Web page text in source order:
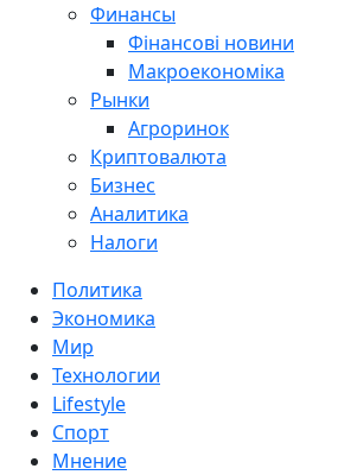
Финансы
Фінансові новини
Макроекономіка
Рынки
Агроринок
Криптовалюта
Бизнес
Аналитика
Налоги
Политика
Экономика
Мир
Технологии
Lifestyle
Спорт
Мнение